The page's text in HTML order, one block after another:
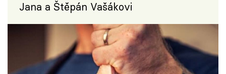
Jana a Štěpán Vašákovi